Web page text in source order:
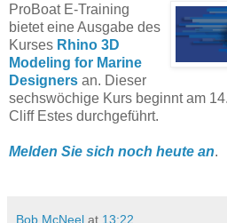
ProBoat E-Training
bietet eine Ausgabe des
Kurses Rhino 3D
Modeling for Marine
Designers an. Dieser
sechswöchige Kurs beginnt am
Cliff Estes durchgeführt.
Melden Sie sich noch heute an.
Bob McNeel at 13:22